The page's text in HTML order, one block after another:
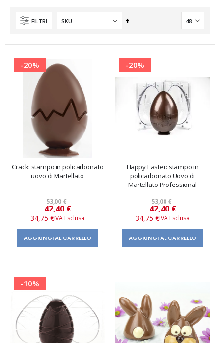
FILTRI
Imposta
-20%
Crack: stampo in policarbonato
uovo di Martellato
53,00 €
Prezzo
speciale
42,40 €
34,75 €
AGGIUNGI AL CARRELLO
-20%
Happy Easter: stampo in
policarbonato Uovo di
Martellato Professional
53,00 €
Prezzo
speciale
42,40 €
34,75 €
AGGIUNGI AL CARRELLO
-10%